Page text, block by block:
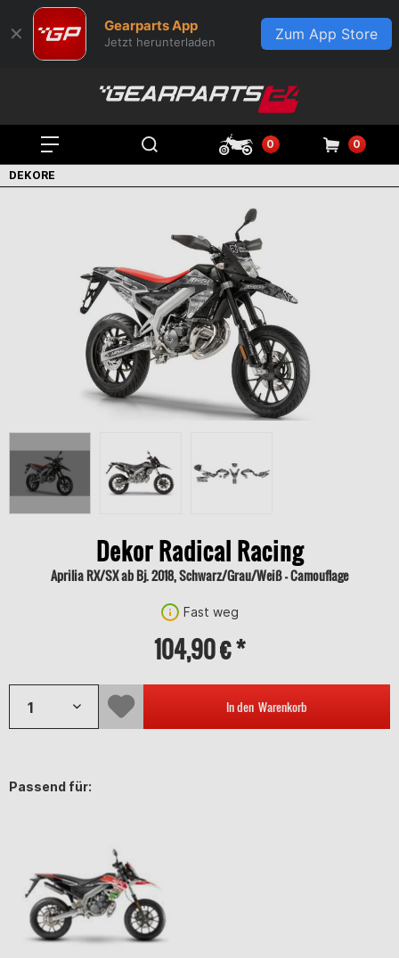
✕ Gearparts App
Jetzt herunterladen Zum App Store
0 0
DEKORE
Dekor Radical Racing
Aprilia RX/SX ab Bj. 2018, Schwarz/Grau/Weiß - Camouflage
Fast weg
104,90 € *
In den Warenkorb
Passend für: